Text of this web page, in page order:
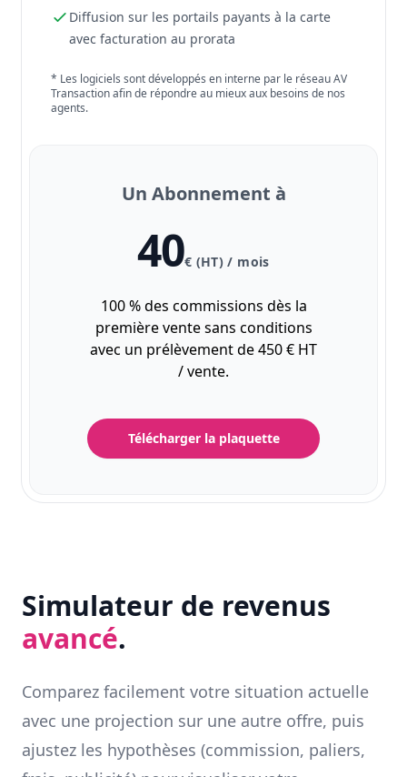
Diffusion sur les portails payants à la carte
avec facturation au prorata
* Les logiciels sont développés en interne par le réseau AV
Transaction afin de répondre au mieux aux besoins de nos
agents.
Un Abonnement à
40€ (HT) / mois
100 % des commissions dès la
première vente sans conditions
avec un prélèvement de 450 € HT
/ vente.
Télécharger la plaquette
Simulateur de revenus
avancé.
Comparez facilement votre situation actuelle
avec une projection sur une autre offre, puis
ajustez les hypothèses (commission, paliers,